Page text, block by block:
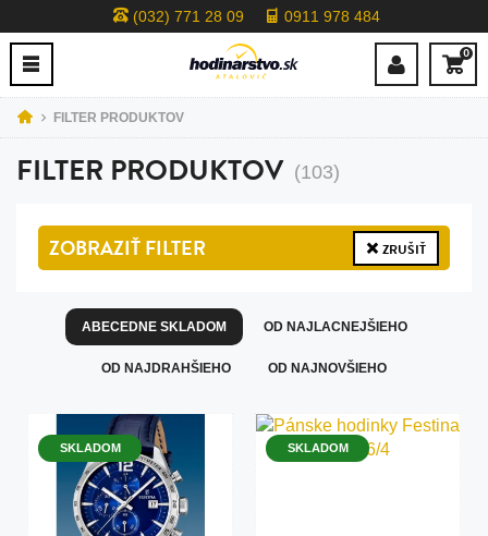
(032) 771 28 09 0911 978 484
0
FILTER PRODUKTOV
FILTER PRODUKTOV (103)
ZOBRAZIŤFILTER ZRUŠIŤ
ABECEDNE SKLADOM OD NAJLACNEJŠIEHO
OD NAJDRAHŠIEHO OD NAJNOVŠIEHO
SKLADOM SKLADOM